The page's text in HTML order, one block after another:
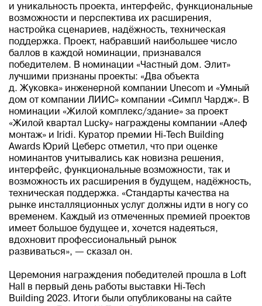
и уникальность проекта, интерфейс, функциональные
возможности и перспектива их расширения,
настройка сценариев, надёжность, техническая
поддержка. Проект, набравший наибольшее число
баллов в каждой номинации, признавался
победителем. В номинации «Частный дом. Элит»
лучшими признаны проекты: «Два объекта
д. Жуковка» инженерной компании Unecom и «Умный
дом от компании ЛИИС» компании «Симпл Чардж». В
номинации «Жилой комплекс/здание» за проект
«Жилой квартал Lucky» награждены компании «Алеф
монтаж» и Iridi. Куратор премии Hi‑Tech Building
Awards Юрий Цеберс отметил, что при оценке
номинантов учитывались как новизна решения,
интерфейс, функциональные возможности, так и
возможность их расширения в будущем, надёжность,
техническая поддержка. «Стандарты качества на
рынке инсталляционных услуг должны идти в ногу со
временем. Каждый из отмеченных премией проектов
имеет большое будущее и, хочется надеяться,
вдохновит профессиональный рынок
развиваться», — сказал он.
Церемония награждения победителей прошла в Loft
Hall в первый день работы выставки Hi‑Tech
Building 2023. Итоги были опубликованы на сайте